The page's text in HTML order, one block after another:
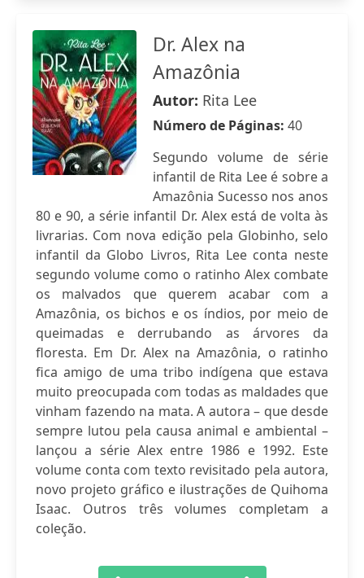
Dr. Alex na
Amazônia
Autor: Rita Lee
Número de Páginas: 40
Segundo volume de série
infantil de Rita Lee é sobre a
Amazônia Sucesso nos anos
80 e 90, a série infantil Dr. Alex está de volta às
livrarias. Com nova edição pela Globinho, selo
infantil da Globo Livros, Rita Lee conta neste
segundo volume como o ratinho Alex combate
os malvados que querem acabar com a
Amazônia, os bichos e os índios, por meio de
queimadas e derrubando as árvores da
floresta. Em Dr. Alex na Amazônia, o ratinho
fica amigo de uma tribo indígena que estava
muito preocupada com todas as maldades que
vinham fazendo na mata. A autora – que desde
sempre lutou pela causa animal e ambiental –
lançou a série Alex entre 1986 e 1992. Este
volume conta com texto revisitado pela autora,
novo projeto gráfico e ilustrações de Quihoma
Isaac. Outros três volumes completam a
coleção.